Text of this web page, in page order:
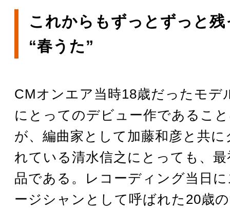
これからもずっとずっと
“春うた”
CMオンエア当時18歳だったモデ
にとってのデビュー作であるこ
が、編曲家として加藤和彦と共
れている清水信之にとっても、
品である。レコーディング当日
ージシャンとして呼ばれた20歳